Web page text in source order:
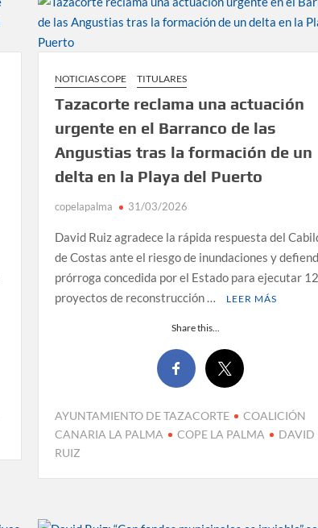
NOTICIAS COPE TITULARES
Tazacorte reclama una actuación
urgente en el Barranco de las
Angustias tras la formación de un
delta en la Playa del Puerto
copelapalma 31/03/2026
David Ruiz agradece la rápida respuesta del
de Costas ante el riesgo de inundaciones y
prórroga concedida por el Estado para ejecutar 12
proyectos de reconstrucción …
LEER MÁS
Share this...
AYUNTAMIENTO DE TAZACORTE
COALICIÓN
CANARIA LA PALMA
COPE LA PALMA
DAVID
RUIZ